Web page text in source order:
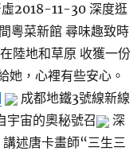
2018-11-30 深度逛
粵菜新館 尋味趣致時
陸地和草原 收獲一份
，心裡有些安心。
成都地鐵3號線新線
宇宙的奧秘號召
深
述唐卡畫師“三生三